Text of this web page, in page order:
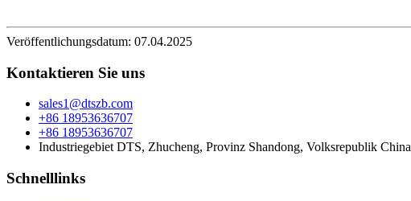
Veröffentlichungsdatum: 07.04.2025
Kontaktieren Sie uns
sales1@dtszb.com
+86 18953636707
+86 18953636707
Industriegebiet DTS, Zhucheng, Provinz Shandong, Volksrepublik China
Schnelllinks